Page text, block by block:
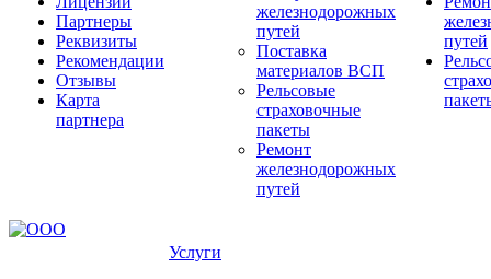
Партнеры
Реквизиты
Рекомендации
Отзывы
Карта
партнера
железнодорожных
путей
Поставка
материалов ВСП
Рельсовые
страховочные
пакеты
Ремонт
железнодорожных
путей
путей
Услуги